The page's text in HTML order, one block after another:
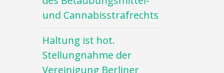
und Cannabisstrafrechts
Haltung ist hot.
Stellungnahme der
Vereinigung Berliner